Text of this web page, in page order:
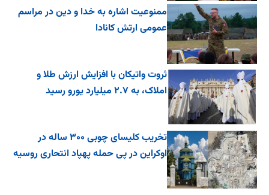
ممنوعیت اشاره به خدا و دین در مراسم
عمومی ارتش کانادا
ثروت واتیکان با افزایش ارزش طلا و
املاک، به ۲.۷ میلیارد یورو رسید
تخریب کلیسای چوبی ۳۰۰ ساله در
اوکراین در پی حمله پهپاد انتحاری روسیه